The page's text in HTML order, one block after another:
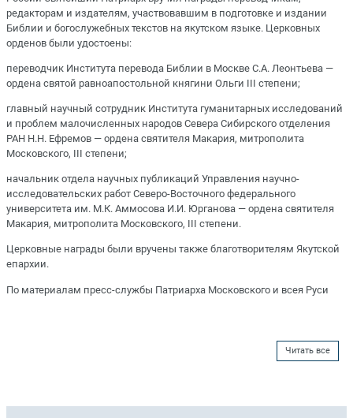
редакторам и издателям, участвовавшим в подготовке и издании
Библии и богослужебных текстов на якутском языке. Церковных
орденов были удостоены:
переводчик Института перевода Библии в Москве С.А. Леонтьева —
ордена святой равноапостольной княгини Ольги III степени;
главный научный сотрудник Института гуманитарных исследований
и проблем малочисленных народов Севера Сибирского отделения
РАН Н.Н. Ефремов — ордена святителя Макария, митрополита
Московского, III степени;
начальник отдела научных публикаций Управления научно-
исследовательских работ Северо-Восточного федерального
университета им. М.К. Аммосова И.И. Юрганова — ордена святителя
Макария, митрополита Московского, III степени.
Церковные награды были вручены также благотворителям Якутской
епархии.
По материалам пресс-службы Патриарха Московского и всея Руси
Читать все